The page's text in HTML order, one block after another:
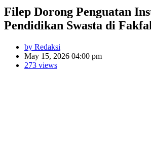
Filep Dorong Penguatan
Pendidikan Swasta di
by Redaksi
May 15, 2026 04:00 pm
273 views